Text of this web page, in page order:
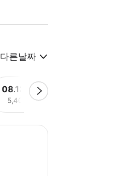
다른날짜
08.13(목)
5,403원